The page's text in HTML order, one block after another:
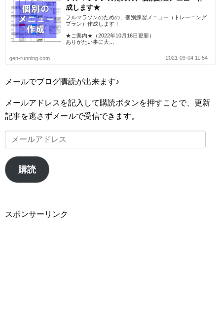
成します★
フルマラソンのための、個別練習メニュー（トレーニング
プラン）作成します！
★ご案内★（2022年10月16日更新）
ありがたい事に大…
gen-running.com 2021-09-04 11:54
メールでブログ購読が出来ます♪
メールアドレスを記入して購読ボタンを押すことで、更新
記事を逃さずメールで受信できます。
ー
ル
ア
ス
購読
スポンサーリンク